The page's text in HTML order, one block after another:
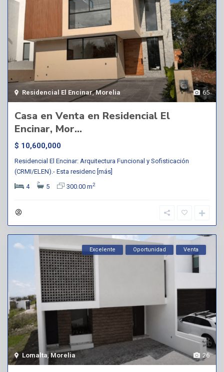
65
Residencial El Encinar,Morelia
Casa en Venta en Residencial El
Encinar, Mor...
$ 10,600,000
Residencial El Encinar: Arquitectura Funcional y Sofisticación
(CRMI/ELEN).- Esta residenc [más]
4
5 300.00 m2
26
Lomalta ,Morelia
Excelente Oportunidad Venta